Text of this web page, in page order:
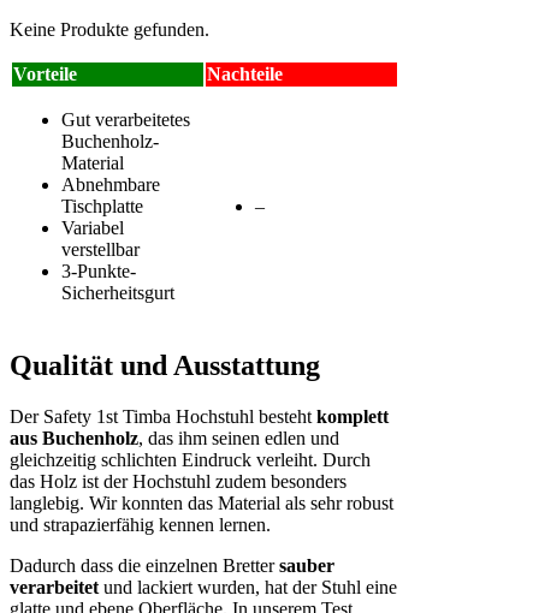
Keine Produkte gefunden.
Vorteile Nachteile
Gut verarbeitetes
Buchenholz-
Material
Abnehmbare
Tischplatte
Variabel
verstellbar
3-Punkte-
Sicherheitsgurt
–
Qualität und Ausstattung
Der Safety 1st Timba Hochstuhl besteht komplett
aus Buchenholz, das ihm seinen edlen und
gleichzeitig schlichten Eindruck verleiht. Durch
das Holz ist der Hochstuhl zudem besonders
langlebig. Wir konnten das Material als sehr robust
und strapazierfähig kennen lernen.
Dadurch dass die einzelnen Brettersauber
verarbeitet und lackiert wurden, hat der Stuhl eine